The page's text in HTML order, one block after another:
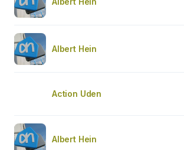
Albert Hein
Action Uden
Albert Hein